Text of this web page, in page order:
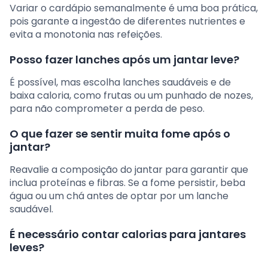
Variar o cardápio semanalmente é uma boa prática,
pois garante a ingestão de diferentes nutrientes e
evita a monotonia nas refeições.
Posso fazer lanches após um jantar leve?
É possível, mas escolha lanches saudáveis e de
baixa caloria, como frutas ou um punhado de nozes,
para não comprometer a perda de peso.
O que fazer se sentir muita fome após o
jantar?
Reavalie a composição do jantar para garantir que
inclua proteínas e fibras. Se a fome persistir, beba
água ou um chá antes de optar por um lanche
saudável.
É necessário contar calorias para jantares
leves?